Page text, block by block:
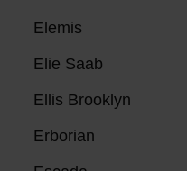
Elemis
Elie Saab
Ellis Brooklyn
Erborian